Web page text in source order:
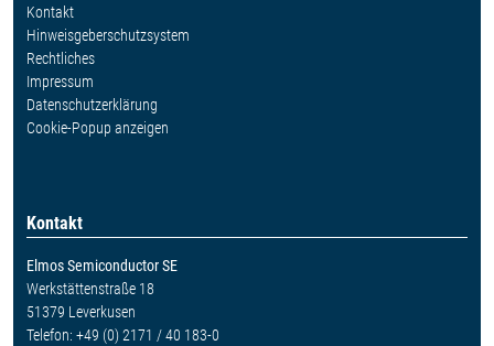
Kontakt
Hinweisgeberschutzsystem
Rechtliches
Impressum
Datenschutzerklärung
Cookie-Popup anzeigen
Kontakt
Elmos Semiconductor SE
Werkstättenstraße 18
51379 Leverkusen
Telefon: +49 (0) 2171 / 40 183-0